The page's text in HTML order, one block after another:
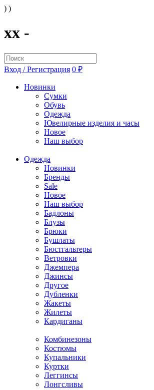
) )
xx -
Вход / Регистрация 0 ₽
Новинки
Сумки
Обувь
Одежда
Ювелирные изделия и часы
Новое
Наш выбор
Одежда
Новинки
Бренды
Sale
Новое
Наш выбор
Бадлоны
Блузы
Брюки
Бушлаты
Бюстгальтеры
Ветровки
Джемпера
Джинсы
Другое
Дубленки
Жакеты
Жилеты
Кардиганы
Комбинезоны
Костюмы
Купальники
Куртки
Леггинсы
Лонгсливы